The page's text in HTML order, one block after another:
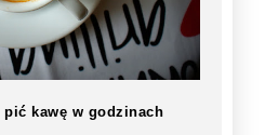
pić kawę w godzinach